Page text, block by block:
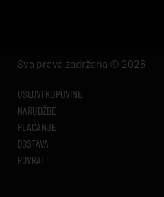
Sva prava zadržana © 2026
USLOVI KUPOVINE
NARUDŽBE
PLAĆANJE
DOSTAVA
POVRAT